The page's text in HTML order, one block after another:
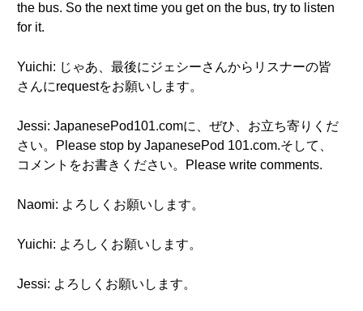
the bus. So the next time you get on the bus, try to listen
for it.
Yuichi: じゃあ、最後にジェシーさんからリスナーの皆
さんにrequestをお願いします。
Jessi: JapanesePod101.comに、ぜひ、お立ち寄りくだ
さい。Please stop by JapanesePod 101.com.そして、
コメントをお書きください。Please write comments.
Naomi: よろしくお願いします。
Yuichi: よろしくお願いします。
Jessi: よろしくお願いします。